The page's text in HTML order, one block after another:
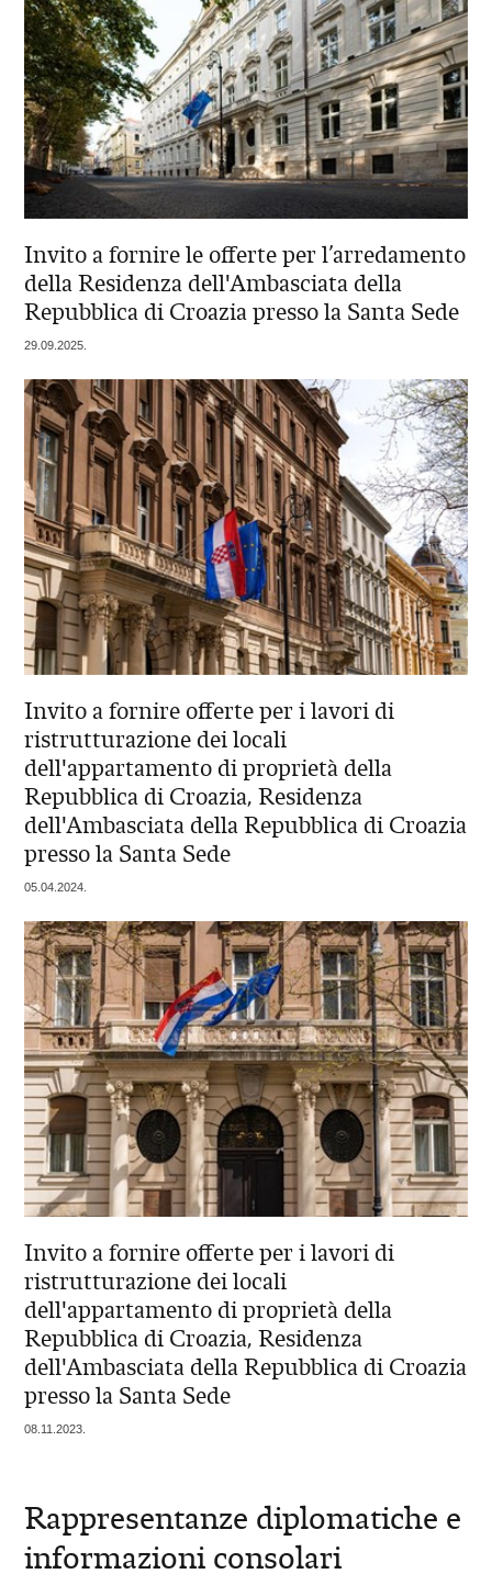
Invito a fornire le offerte per l’arredamento
della Residenza dell'Ambasciata della
Repubblica di Croazia presso la Santa Sede
29.09.2025.
Invito a fornire offerte per i lavori di
ristrutturazione dei locali
dell'appartamento di proprietà della
Repubblica di Croazia, Residenza
dell'Ambasciata della Repubblica di Croazia
presso la Santa Sede
05.04.2024.
Invito a fornire offerte per i lavori di
ristrutturazione dei locali
dell'appartamento di proprietà della
Repubblica di Croazia, Residenza
dell'Ambasciata della Repubblica di Croazia
presso la Santa Sede
08.11.2023.
Rappresentanze diplomatiche e
informazioni consolari